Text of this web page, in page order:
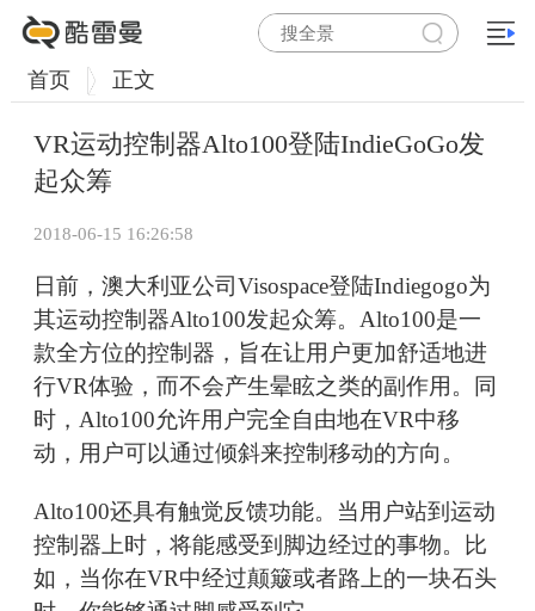
首页 正文
VR运动控制器Alto100登陆IndieGoGo发
起众筹
2018-06-15 16:26:58
日前，澳大利亚公司Visospace登陆Indiegogo为
其运动控制器Alto100发起众筹。Alto100是一
款全方位的控制器，旨在让用户更加舒适地进
行VR体验，而不会产生晕眩之类的副作用。同
时，Alto100允许用户完全自由地在VR中移
动，用户可以通过倾斜来控制移动的方向。
Alto100还具有触觉反馈功能。当用户站到运动
控制器上时，将能感受到脚边经过的事物。比
如，当你在VR中经过颠簸或者路上的一块石头